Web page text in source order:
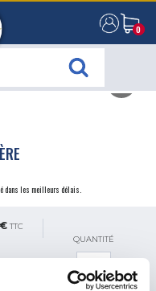
0
0
dans les meilleurs délais.
TTC
QUANTITÉ